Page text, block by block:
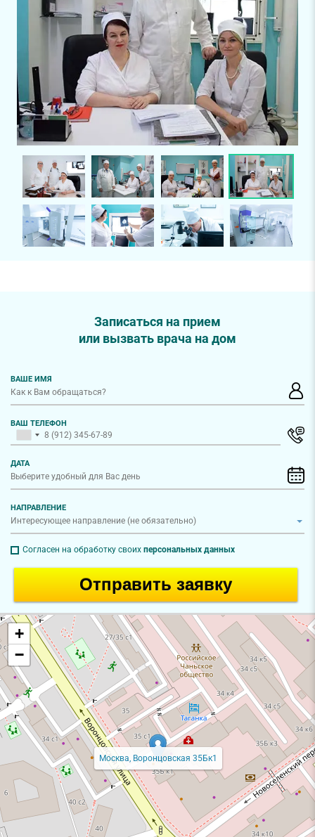
Записаться на прием
или вызвать врача на дом
ВАШЕ ИМЯ
ВАШ ТЕЛЕФОН
ДАТА
НАПРАВЛЕНИЕ
Согласен на обработку своих персональных данных
Отправить заявку
Москва, Воронцовская 35Бк1
+
−